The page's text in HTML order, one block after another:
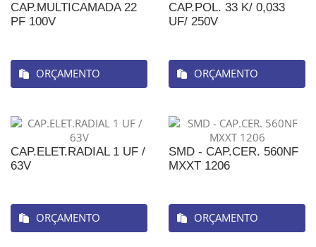
CAP.MULTICAMADA 22
PF 100V
ORÇAMENTO
CAP.POL. 33 K/ 0,033
UF/ 250V
ORÇAMENTO
CAP.ELET.RADIAL 1 UF /
63V
ORÇAMENTO
SMD - CAP.CER. 560NF
MXXT 1206
ORÇAMENTO